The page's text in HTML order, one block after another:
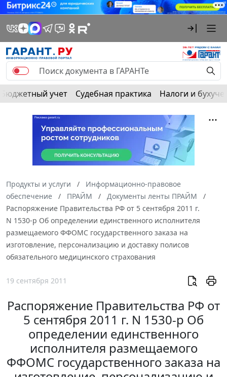
Бюджетный учет Судебная практика Налоги и
Продукты и услуги
Информационно-правовое
обеспечение
ПРАЙМ
Документы ленты ПРАЙМ
Распоряжение Правительства РФ от 5 сентября 2011 г.
N 1530-р Об определении единственного исполнителя
размещаемого ФФОМС государственного заказа на
изготовление, персонализацию и доставку полисов
обязательного медицинского страхования
19 сентября 2011
Распоряжение Правительства РФ от
5 сентября 2011 г. N 1530-р Об
определении единственного
исполнителя размещаемого
ФФОМС государственного заказа на